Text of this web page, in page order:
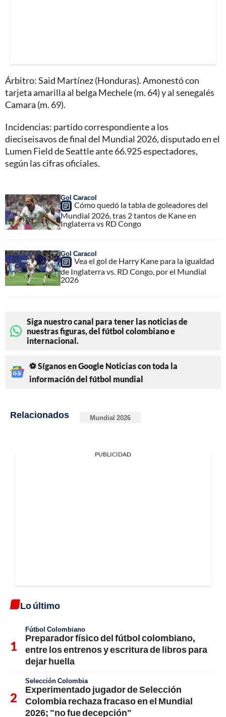
Árbitro: Said Martínez (Honduras). Amonestó con
tarjeta amarilla al belga Mechele (m. 64) y al senegalés
Camara (m. 69).
Incidencias: partido correspondiente a los
dieciseisavos de final del Mundial 2026, disputado en el
Lumen Field de Seattle ante 66.925 espectadores,
según las cifras oficiales.
Gol Caracol
Cómo quedó la tabla de goleadores del
Mundial 2026, tras 2 tantos de Kane en
Inglaterra vs RD Congo
Gol Caracol
Vea el gol de Harry Kane para la igualdad
de Inglaterra vs. RD Congo, por el Mundial
2026
Siga nuestro canal para tener las noticias de
nuestras figuras, del fútbol colombiano e
internacional.
⚽ Síganos en Google Noticias con toda la
información del fútbol mundial
Relacionados Mundial 2026
PUBLICIDAD
Lo último
Fútbol Colombiano
Preparador físico del fútbol colombiano,
entre los entrenos y escritura de libros para
dejar huella
Selección Colombia
Experimentado jugador de Selección
Colombia rechaza fracaso en el Mundial
2026; "no fue decepción"